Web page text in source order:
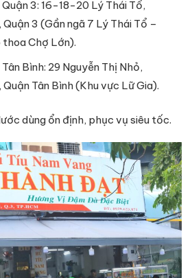
Quận 3: 16-18-20 Lý Thái Tổ,
Quận 3 (Gần ngã 7 Lý Thái Tổ –
Chợ Lớn).
Bình: 29 Nguyễn Thị Nhỏ,
Quận Tân Bình (Khu vực Lữ Gia).
dùng ổn định, phục vụ siêu tốc.